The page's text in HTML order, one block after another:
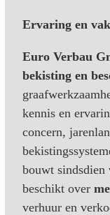
Ervaring en
Euro Verbau
bekisting en
kennis en
concern,
bouwt sindsdien
beschikt over
verhuur en